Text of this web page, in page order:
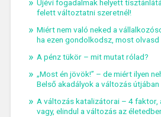
Újévi fogadalmak helyett
felett változtatni szeretnél!
Miért nem való neked a
ha ezen gondolkodsz, most olvasd
A pénz tükör – mit mutat rólad?
„Most én jövök!” – de miért ilyen
Belső akadályok a változás útjában
A változás katalizátorai – 4 faktor,
vagy, elindul a változás az